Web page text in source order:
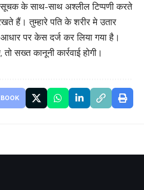
सूचक के साथ-साथ अश्लील टिप्पणी करते
हैं। तुम्हारे पति के शरीर मे उतार
पर केस दर्ज कर लिया गया है।
सख्त कानूनी कार्रवाई होगी।